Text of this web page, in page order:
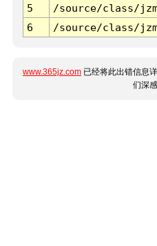
5
/source/class/
6
/source/class/
www.365jz.com 已经将此出错信息
们深